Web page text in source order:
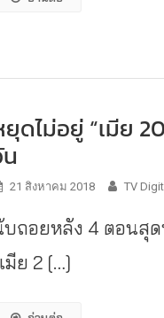
ดไม่อยู่ “เมีย
21 สิงหาคม 2018 TV
ถอยหลัง 4 ตอนสุด
มีย 2 […]